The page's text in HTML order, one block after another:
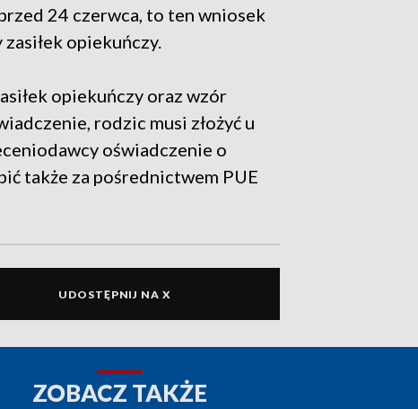
24 czerwca, to ten wniosek
opiekuńczy.
opiekuńczy oraz wzór
rodzic musi złożyć u
oświadczenie o
także za pośrednictwem PUE
UDOSTĘPNIJ NA X
ZOBACZ TAKŻE